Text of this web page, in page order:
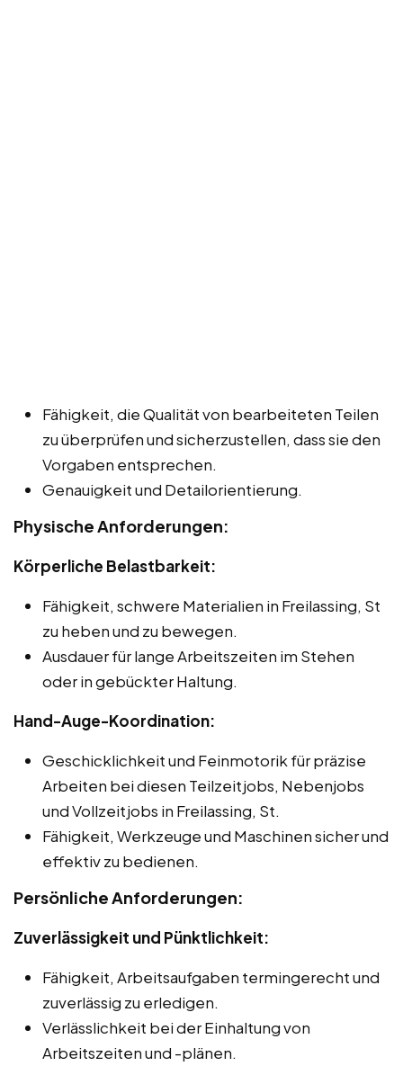
Fähigkeit, die Qualität von bearbeiteten Teilen
zu überprüfen und sicherzustellen, dass sie den
Vorgaben entsprechen.
Genauigkeit und Detailorientierung.
Physische Anforderungen:
Körperliche Belastbarkeit:
Fähigkeit, schwere Materialien in Freilassing, St
zu heben und zu bewegen.
Ausdauer für lange Arbeitszeiten im Stehen
oder in gebückter Haltung.
Hand-Auge-Koordination:
Geschicklichkeit und Feinmotorik für präzise
Arbeiten bei diesen Teilzeitjobs, Nebenjobs
und Vollzeitjobs in Freilassing, St.
Fähigkeit, Werkzeuge und Maschinen sicher und
effektiv zu bedienen.
Persönliche Anforderungen:
Zuverlässigkeit und Pünktlichkeit:
Fähigkeit, Arbeitsaufgaben termingerecht und
zuverlässig zu erledigen.
Verlässlichkeit bei der Einhaltung von
Arbeitszeiten und -plänen.